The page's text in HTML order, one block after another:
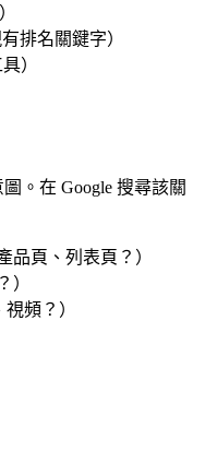
排名關鍵字）
）
。在 Google 搜尋該關
品頁、列表頁？）
）
頻？）